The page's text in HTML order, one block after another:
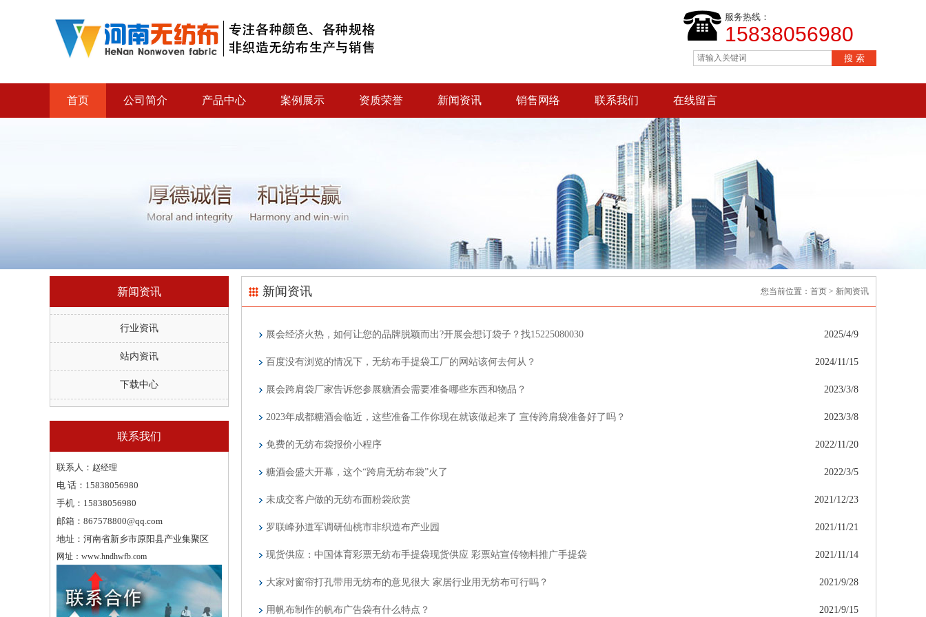
服务热线：
15838056980
首页 公司简介 产品中心 案例展示 资质荣誉 新闻资讯 销售网络 联系我们 在线留言
新闻资讯
行业资讯
站内资讯
下载中心
联系我们
联系人： 赵经理
电 话： 15838056980
手机： 15838056980
邮箱： 867578800@qq.com
地址： 河南省新乡市原阳县产业集聚区
网址： www.hndhwfb.com
您当前位置： 首页 > 新闻资讯
新闻资讯
2025/4/9
展会经济火热，如何让您的品牌脱颖而出?开展会想订袋子？找15225080030
2024/11/15
百度没有浏览的情况下，无纺布手提袋工厂的网站该何去何从？
2023/3/8
展会跨肩袋厂家告诉您参展糖酒会需要准备哪些东西和物品？
2023/3/8
2023年成都糖酒会临近，这些准备工作你现在就该做起来了 宣传跨肩袋准备好了吗？
2022/11/20
免费的无纺布袋报价小程序
2022/3/5
糖酒会盛大开幕，这个“跨肩无纺布袋”火了
2021/12/23
未成交客户做的无纺布面粉袋欣赏
2021/11/21
罗联峰孙道军调研仙桃市非织造布产业园
2021/11/14
现货供应：中国体育彩票无纺布手提袋现货供应 彩票站宣传物料推广手提袋
2021/9/28
大家对窗帘打孔带用无纺布的意见很大 家居行业用无纺布可行吗？
2021/9/15
用帆布制作的帆布广告袋有什么特点？